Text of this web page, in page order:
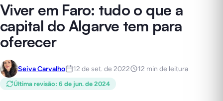
Viver em Faro: tudo o que a
capital do Algarve tem para
oferecer
Seiva Carvalho 12 de set. de 2022 12 min de leitura
Última revisão: 6 de jun. de 2024